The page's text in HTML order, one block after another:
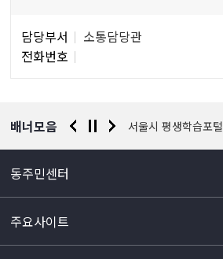
당
자
담당부서
소통담당관
전화번호
배너모음
찰청 유실물 통합포털 서울시 평생학습포털
동주민센터
주요사이트